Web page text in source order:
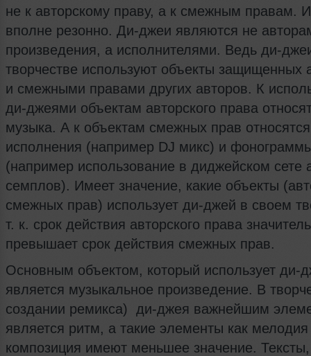
не к авторскому праву, а к смежным правам.
вполне резонно. Ди-джеи являются не
произведения, а исполнителями. Ведь ди-
творчестве используют объекты защищенных
и смежными правами других авторов. К
ди-джеями объектам авторского права
музыка. А к объектам смежных прав относятся
исполнения (например DJ микс) и
(например использование в диджейском сете
семплов). Имеет значение, какие объекты
смежных прав) использует ди-джей в своем
т. к. срок действия авторского права
превышает срок действия смежных прав.
Основным объектом, который использует ди-
является музыкальное произведение. В
создании ремикса) ди-джея важнейшим
является ритм, а такие элементы как
композиция имеют меньшее значение. Тексты,